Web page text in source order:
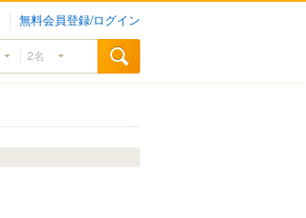
無料会員登録/ログイン